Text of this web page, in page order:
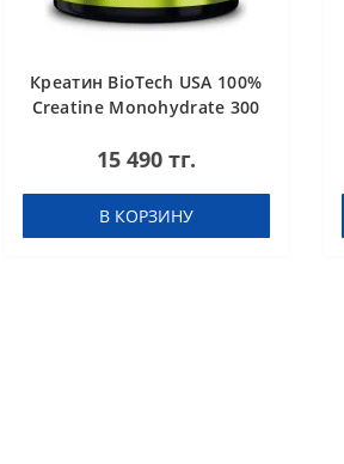
Креатин BioTech USA 100%
Creatine Monohydrate 300
15 490 тг.
В КОРЗИНУ